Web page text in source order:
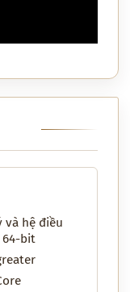
và hệ điều
64-bit